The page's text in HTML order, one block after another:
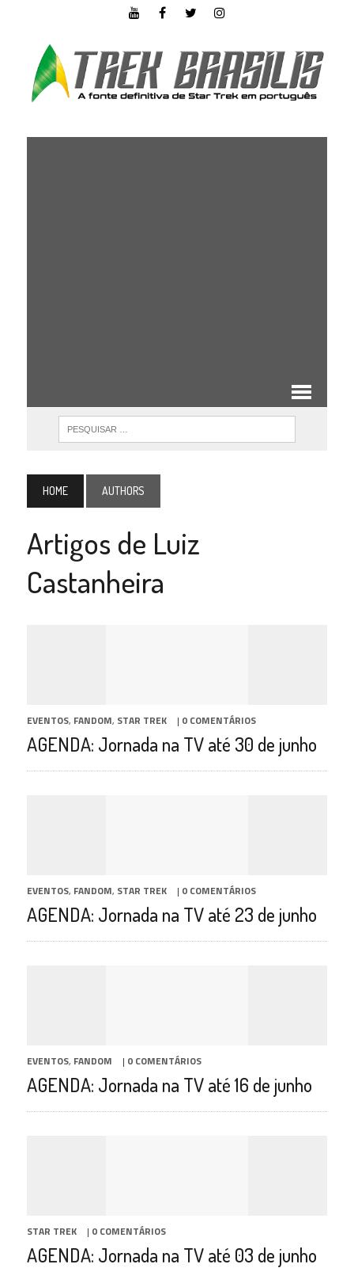
HOME AUTHORS
Artigos de Luiz
Castanheira
EVENTOS, FANDOM, STAR TREK | 0 COMENTÁRIOS
AGENDA: Jornada na TV até 30 de junho
EVENTOS, FANDOM, STAR TREK | 0 COMENTÁRIOS
AGENDA: Jornada na TV até 23 de junho
EVENTOS, FANDOM | 0 COMENTÁRIOS
AGENDA: Jornada na TV até 16 de junho
STAR TREK | 0 COMENTÁRIOS
AGENDA: Jornada na TV até 03 de junho